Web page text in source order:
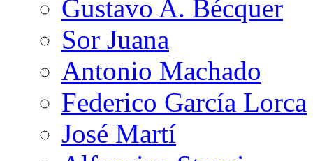
Gustavo A. Bécquer
Sor Juana
Antonio Machado
Federico García Lorca
José Martí